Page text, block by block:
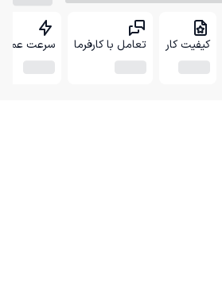
کیفیت کار تعامل با کارفرما سرعت عمل